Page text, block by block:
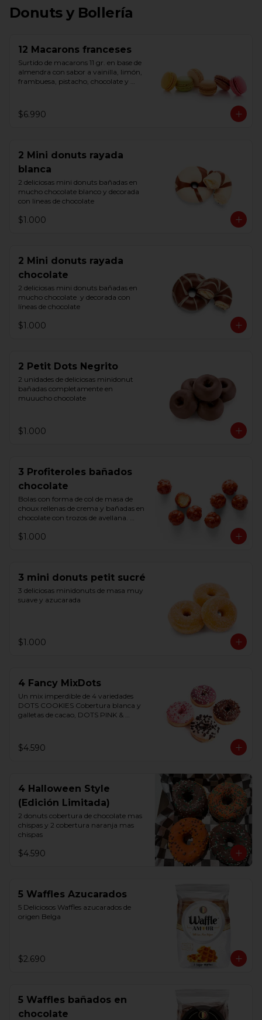
Donuts y Bollería
12 Macarons franceses
Surtido de macarons 11 gr. en base de
almendra con sabor a vainilla, limón,
frambuesa, pistacho, chocolate y
$6.990
2 Mini donuts rayada
blanca
2 deliciosas mini donuts bañadas en
mucho chocolate blanco y decorada
con lineas de chocolate
$1.000
2 Mini donuts rayada
chocolate
2 deliciosas mini donuts bañadas en
mucho chocolate  y decorada con
líneas de chocolate
$1.000
2 Petit Dots Negrito
2 unidades de deliciosas minidonut
bañadas completamente en
muuucho chocolate
$1.000
3 Profiteroles bañados
chocolate
Bolas con forma de col de masa de
choux rellenas de crema y bañadas en
chocolate con trozos de avellana.
$1.000
3 mini donuts petit sucré
3 deliciosas minidonuts de masa muy
suave y azucarada
$1.000
4 Fancy MixDots
Un mix imperdible de 4 variedades
DOTS COOKIES Cobertura blanca y
galletas de cacao, DOTS PINK &
PURPLE WHITE Cobertura sabor
frutos del bosque y chocolate blanco,
$4.590
4 Halloween Style
(Edición Limitada)
2 donuts cobertura de chocolate mas
chispas y 2 cobertura naranja mas
chispas
$4.590
5 Waffles Azucarados
5 Deliciosos Waffles azucarados de
origen Belga
$2.690
5 Waffles bañados en
chocolate